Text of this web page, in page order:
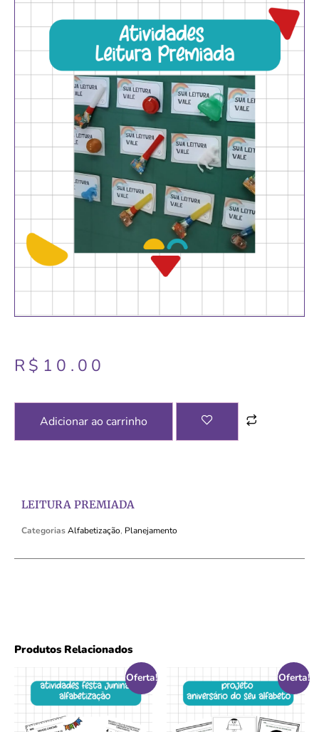
R$ 10.00
Adicionar ao carrinho
Produtos Relacionados
Oferta! Oferta!
LEITURA PREMIADA
CategoriasAlfabetização, Planejamento